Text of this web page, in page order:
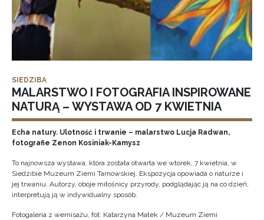
SIEDZIBA
MALARSTWO I FOTOGRAFIA INSPIROWANE
NATURĄ – WYSTAWA OD 7 KWIETNIA
Echa natury. Ulotność i trwanie – malarstwo Lucja Radwan,
fotografie Zenon Kosiniak-Kamysz
To najnowsza wystawa, która została otwarta we wtorek, 7 kwietnia, w
Siedzibie Muzeum Ziemi Tarnowskiej. Ekspozycja opowiada o naturze i
jej trwaniu. Autorzy, oboje miłośnicy przyrody, podglądając ją na co dzień,
interpretują ją w indywidualny sposób.
Fotogaleria z wernisażu, fot: Katarzyna Małek / Muzeum Ziemi